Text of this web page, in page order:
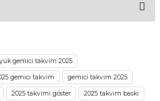
noktaları öneri formunu
veya görüntülenemiyor.
bilgiler bulunuyor.
bulunuyor.
yorumu siz yapın!
Paylaş
gemici takvim 2025
gemici takvim gemici takvim 2025
2025 takvimi göster 2025 takvim baskı